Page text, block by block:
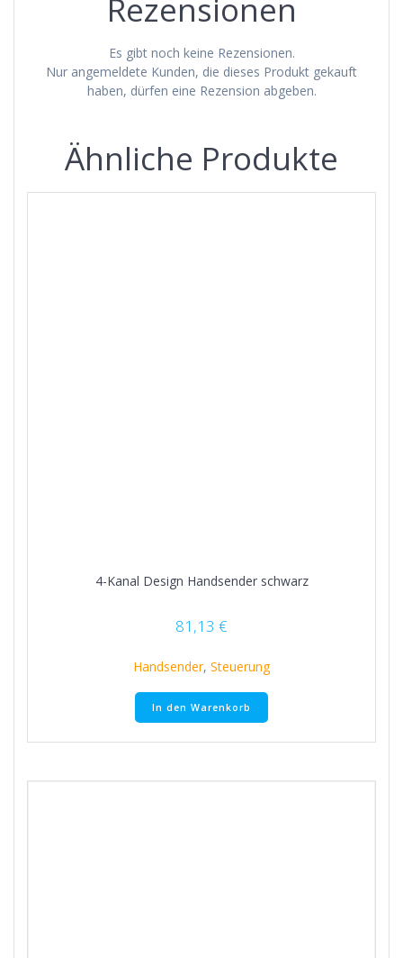
Rezensionen
Es gibt noch keine Rezensionen.
Nur angemeldete Kunden, die dieses Produkt gekauft
haben, dürfen eine Rezension abgeben.
Ähnliche Produkte
4-Kanal Design Handsender schwarz
81,13 €
Handsender, Steuerung
In den Warenkorb